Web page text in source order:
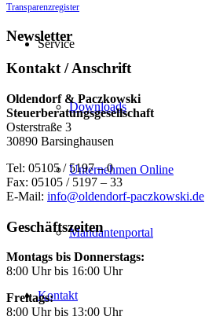
Service
Downloads
Unternehmen Online
Mandantenportal
Kontakt
Transparenzregister
Newsletter
Kontakt / Anschrift
Oldendorf & Paczkowski
Steuerberatungsgesellschaft
Osterstraße 3
30890 Barsinghausen
Tel: 05105 / 5197 – 0
Fax: 05105 / 5197 – 33
E-Mail: info@oldendorf-paczkowski.de
Geschäftszeiten
Montags bis Donnerstags:
8:00 Uhr bis 16:00 Uhr
Freitags:
8:00 Uhr bis 13:00 Uhr